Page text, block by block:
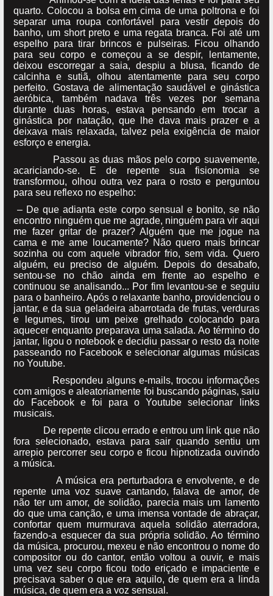
quarto. Colocou a bolsa em cima de uma poltrona e foi
separar uma roupa confortável para vestir depois do
banho, um short preto e uma regata branca. Foi até um
espelho para tirar brincos e pulseiras. Ficou olhando
para seu corpo e começou a se despir, lentamente,
deixou escorregar a saia, despiu a blusa, ficando de
calcinha e sutiã, olhou atentamente para seu corpo
perfeito. Gostava de alimentação saudável e ginástica
aeróbica, também nadava três vezes por semana
durante duas horas, estava pensando em trocar a
ginástica por natação, que lhe dava mais prazer e a
deixava mais relaxada, talvez pela exigência de maior
esforço e energia.
Passou as duas mãos pelo corpo suavemente,
acariciando-se. E de repente sua fisionomia se
transformou, olhou outra vez para o rosto e perguntou
para seu reflexo no espelho:
– De que adianta este corpo sensual e bonito, se não
encontro ninguém que me agrade, ninguém para vir aqui
me fazer gritar de prazer? Alguém que me jogue na
cama e me ame loucamente? Não quero mais brincar
sozinha ou com aquele vibrador frio, sem vida. Quero
alguém, eu preciso de alguém. Depois do desabafo,
sentou-se no chão ainda em frente ao espelho e
continuou se analisando... Por fim levantou-se e seguiu
para o banheiro. Após o relaxante banho, providenciou o
jantar, e da sua geladeira abarrotada de frutas, verduras
e legumes, tirou um peixe grelhado colocando para
aquecer enquanto preparava uma salada. Ao término do
jantar, ligou o notebook e decidiu passar o resto da noite
passeando no Facebook e selecionar algumas músicas
no Youtube.
Respondeu alguns e-mails, trocou informações
com amigos e aleatoriamente foi buscando páginas, saiu
do Facebook e foi para o Youtube selecionar links
musicais.
De repente clicou errado e entrou um link que não
fora selecionado, estava para sair quando sentiu um
arrepio percorrer seu corpo e ficou hipnotizada ouvindo
a música.
A música era perturbadora e envolvente, e de
repente uma voz suave cantando, falava de amor, de
não ter um amor, de solidão, parecia mais um lamento
do que uma canção, e uma imensa vontade de abraçar,
confortar quem murmurava aquela solidão aterradora,
fazendo-a esquecer da sua própria solidão. Ao término
da música, procurou, mexeu e não encontrou o nome do
compositor ou do cantor, então voltou a ouvir, e mais
uma vez seu corpo ficou todo eriçado e impaciente e
precisava saber o que era aquilo, de quem era a linda
música, de quem era a voz sensual.